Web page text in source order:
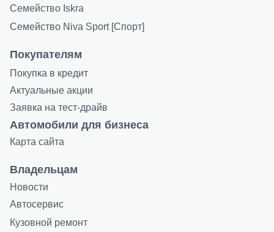
Семейство Iskra
Семейство Niva Sport [Спорт]
Покупателям
Покупка в кредит
Актуальные акции
Заявка на тест-драйв
Автомобили для бизнеса
Карта сайта
Владельцам
Новости
Автосервис
Кузовной ремонт